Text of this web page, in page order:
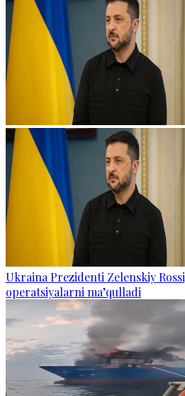
Ukraina Prezidenti Zelenskiy
operatsiyalarni ma’qulladi